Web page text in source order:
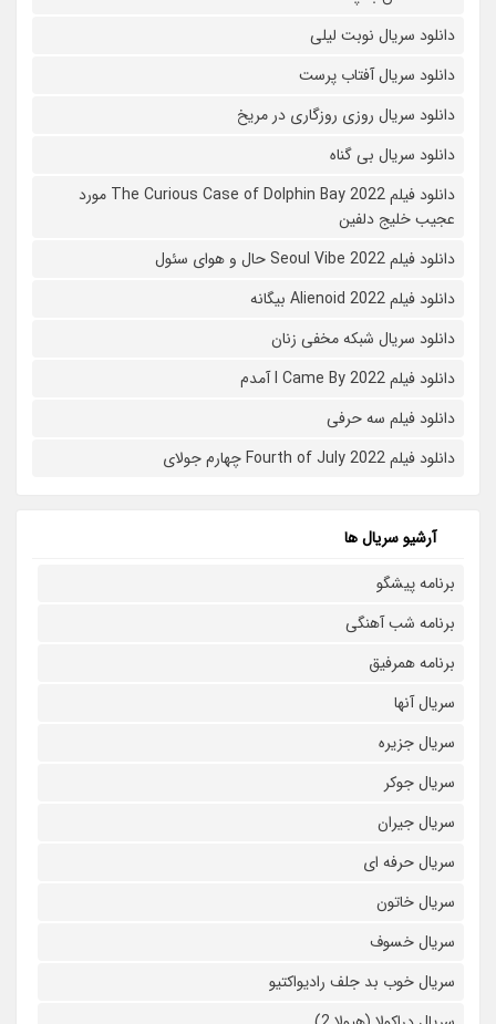
دانلود سریال نوبت لیلی
دانلود سریال آفتاب پرست
دانلود سریال روزی روزگاری در مریخ
دانلود سریال بی گناه
دانلود فیلم The Curious Case of Dolphin Bay 2022 مورد
عجیب خلیج دلفین
دانلود فیلم Seoul Vibe 2022 حال و هوای سئول
دانلود فیلم Alienoid 2022 بیگانه
دانلود سریال شبکه مخفی زنان
دانلود فیلم I Came By 2022 آمدم
دانلود فیلم سه حرفی
دانلود فیلم Fourth of July 2022 چهارم جولای
آرشیو سریال ها
برنامه پیشگو
برنامه شب آهنگی
برنامه همرفیق
سریال آنها
سریال جزیره
سریال جوکر
سریال جیران
سریال حرفه ای
سریال خاتون
سریال خسوف
سریال خوب بد جلف رادیواکتیو